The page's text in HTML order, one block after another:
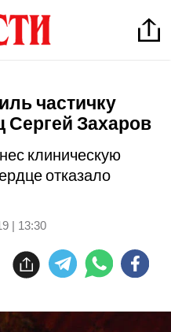
частичку
Захаров
клиническую
отказало
| 13:30